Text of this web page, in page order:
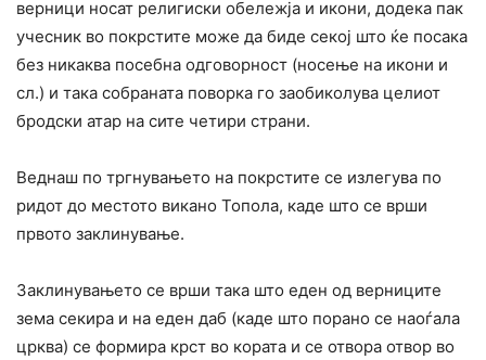
верници носат религиски обележја и икони, додека пак
учесник во покрстите може да биде секој што ќе посака
без никаква посебна одговорност (носење на икони и
сл.) и така собраната поворка го заобиколува целиот
бродски атар на сите четири страни.
Веднаш по тргнувањето на покрстите се излегува по
ридот до местото викано Топола, каде што се врши
првото заклинување.
Заклинувањето се врши така што еден од верниците
зема секира и на еден даб (каде што порано се наоѓала
црква) се формира крст во кората и се отвора отвор во